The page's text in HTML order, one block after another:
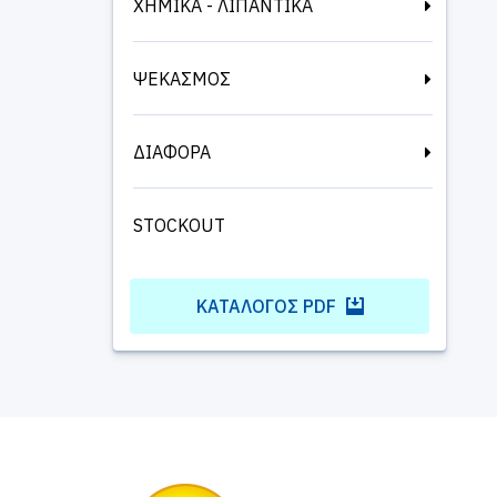
ΧΗΜΙΚΑ - ΛΙΠΑΝΤΙΚΑ
ΨΕΚΑΣΜΟΣ
ΔΙΑΦΟΡΑ
STOCKOUT
ΚΑΤΆΛΟΓΟΣ PDF